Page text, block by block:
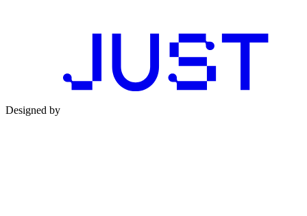
Designed by